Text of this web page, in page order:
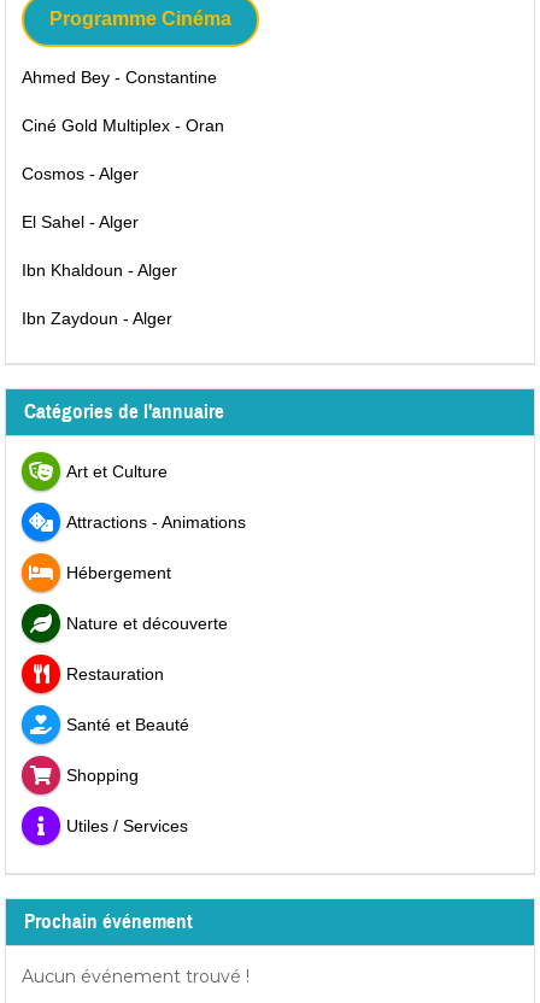
Programme Cinéma
Ahmed Bey - Constantine
Ciné Gold Multiplex - Oran
Cosmos - Alger
El Sahel - Alger
Ibn Khaldoun - Alger
Ibn Zaydoun - Alger
Catégories de l'annuaire
Art et Culture
Attractions - Animations
Hébergement
Nature et découverte
Restauration
Santé et Beauté
Shopping
Utiles / Services
Prochain événement
Aucun événement trouvé !